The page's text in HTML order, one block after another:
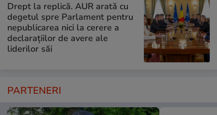
Drept la replică. AUR arată cu
degetul spre Parlament pentru
nepublicarea nici la cerere a
declarațiilor de avere ale
liderilor săi
PARTENERI